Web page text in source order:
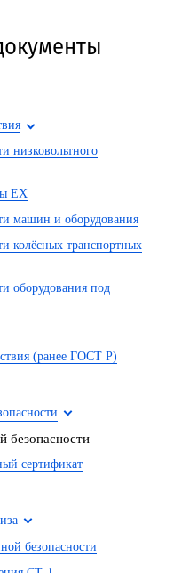
низковольтного
EX
машин и оборудования
колёсных транспортных
оборудования под
(ранее ГОСТ Р)
безопасности
сертификат
безопасности